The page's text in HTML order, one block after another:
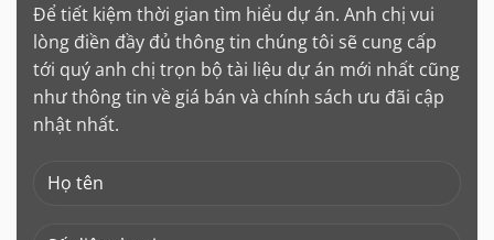
Để tiết kiệm thời gian tìm hiểu dự án. Anh chị vui
lòng điền đầy đủ thông tin chúng tôi sẽ cung cấp
tới quý anh chị trọn bộ tài liệu dự án mới nhất cũng
như thông tin về giá bán và chính sách ưu đãi cập
nhật nhất.